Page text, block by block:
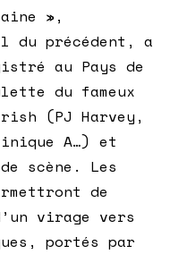
»,
du précédent, a
au Pays de
du fameux
(PJ Harvey,
A…) et
scène. Les
de
virage vers
portés par